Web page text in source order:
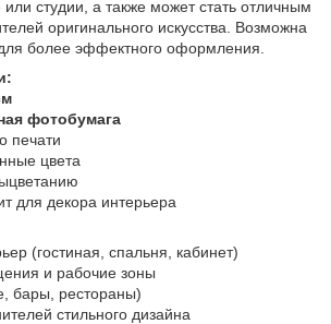
студии, а также может стать отличным
оригинального искусства. Возможна
более эффектного оформления.
фотобумага
печати
цвета
для декора интерьера
(гостиная, спальня, кабинет)
и рабочие зоны
бары, рестораны)
стильного дизайна